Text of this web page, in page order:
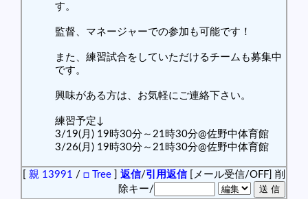
す。
監督、マネージャーでの参加も可能です！
また、練習試合をしていただけるチームも募集中
です。
興味がある方は、お気軽にご連絡下さい。
練習予定↓
3/19(月) 19時30分～21時30分@佐野中体育館
3/26(月) 19時30分～21時30分@佐野中体育館
親 13991 / □ Tree 返信/引用返信[メール受信/OFF] 削
除キー/